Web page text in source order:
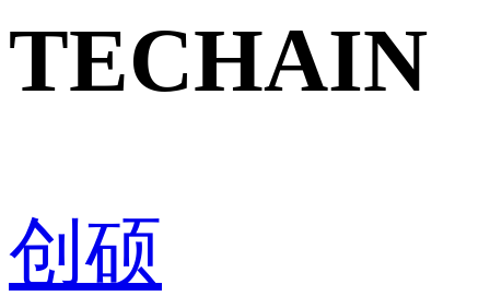
TECHAIN
创硕